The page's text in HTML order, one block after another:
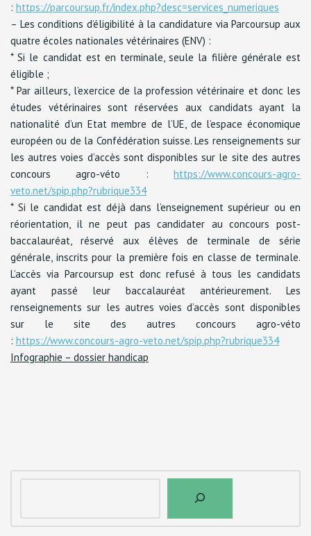
: https://parcoursup.fr/index.php?desc=services_numeriques
– Les conditions d’éligibilité à la candidature via Parcoursup aux
quatre écoles nationales vétérinaires (ENV) :
* Si le candidat est en terminale, seule la filière générale est
éligible ;
* Par ailleurs, l’exercice de la profession vétérinaire et donc les
études vétérinaires sont réservées aux candidats ayant la
nationalité d’un Etat membre de l’UE, de l’espace économique
européen ou de la Confédération suisse. Les renseignements sur
les autres voies d’accès sont disponibles sur le site des autres
concours agro-véto : https://www.concours-agro-
veto.net/spip.php?rubrique334
* Si le candidat est déjà dans l’enseignement supérieur ou en
réorientation, il ne peut pas candidater au concours post-
baccalauréat, réservé aux élèves de terminale de série
générale, inscrits pour la première fois en classe de terminale.
L’accès via Parcoursup est donc refusé à tous les candidats
ayant passé leur baccalauréat antérieurement. Les
renseignements sur les autres voies d’accès sont disponibles
sur le site des autres concours agro-véto
: https://www.concours-agro-veto.net/spip.php?rubrique334
Infographie – dossier handicap